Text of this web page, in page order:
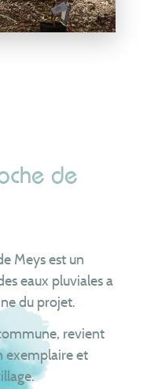
de
Meys est un
eaux pluviales a
du projet.
revient
exemplaire et